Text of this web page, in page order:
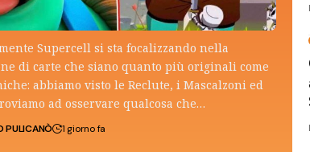
Supercell si sta focalizzando nella
di carte che siano quanto più originali come
abbiamo visto le Reclute, i Mascalzoni ed
ad osservare qualcosa che…
PULICANÒ 1 giorno fa